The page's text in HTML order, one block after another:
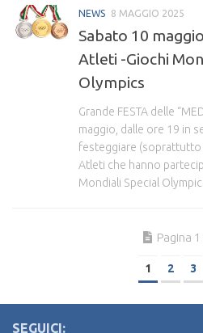
NEWS 8 MAGGIO 2025
Sabato 10
Atleti -Giochi
Olympics
Grande FESTA delle
maggio, dalle ore 19 in
festeggiare (soprattutto
Atleti che hanno
Mondiali Special
Pagina 1
1 2 3
SEGUICI: